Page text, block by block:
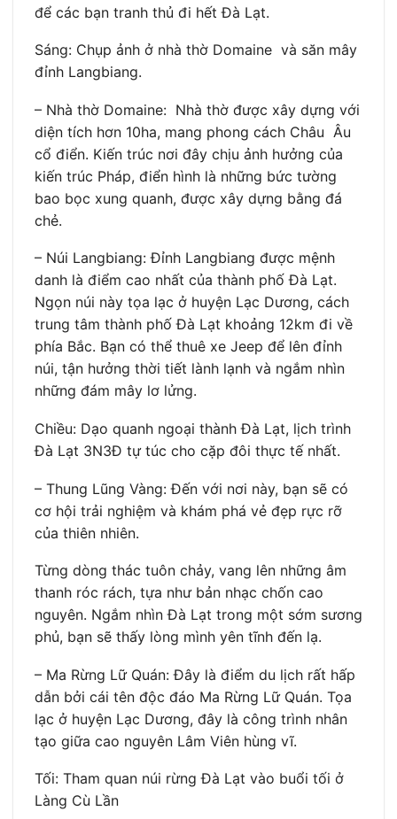
để các bạn tranh thủ đi hết Đà Lạt.
Sáng: Chụp ảnh ở nhà thờ Domaine và săn mây
đỉnh Langbiang.
– Nhà thờ Domaine: Nhà thờ được xây dựng với
diện tích hơn 10ha, mang phong cách Châu Âu
cổ điển. Kiến trúc nơi đây chịu ảnh hưởng của
kiến trúc Pháp, điển hình là những bức tường
bao bọc xung quanh, được xây dựng bằng đá
chẻ.
– Núi Langbiang: Đỉnh Langbiang được mệnh
danh là điểm cao nhất của thành phố Đà Lạt.
Ngọn núi này tọa lạc ở huyện Lạc Dương, cách
trung tâm thành phố Đà Lạt khoảng 12km đi về
phía Bắc. Bạn có thể thuê xe Jeep để lên đỉnh
núi, tận hưởng thời tiết lành lạnh và ngắm nhìn
những đám mây lơ lửng.
Chiều: Dạo quanh ngoại thành Đà Lạt, lịch trình
Đà Lạt 3N3Đ tự túc cho cặp đôi thực tế nhất.
– Thung Lũng Vàng: Đến với nơi này, bạn sẽ có
cơ hội trải nghiệm và khám phá vẻ đẹp rực rỡ
của thiên nhiên.
Từng dòng thác tuôn chảy, vang lên những âm
thanh róc rách, tựa như bản nhạc chốn cao
nguyên. Ngắm nhìn Đà Lạt trong một sớm sương
phủ, bạn sẽ thấy lòng mình yên tĩnh đến lạ.
– Ma Rừng Lữ Quán: Đây là điểm du lịch rất hấp
dẫn bởi cái tên độc đáo Ma Rừng Lữ Quán. Tọa
lạc ở huyện Lạc Dương, đây là công trình nhân
tạo giữa cao nguyên Lâm Viên hùng vĩ.
Tối: Tham quan núi rừng Đà Lạt vào buổi tối ở
Làng Cù Lần